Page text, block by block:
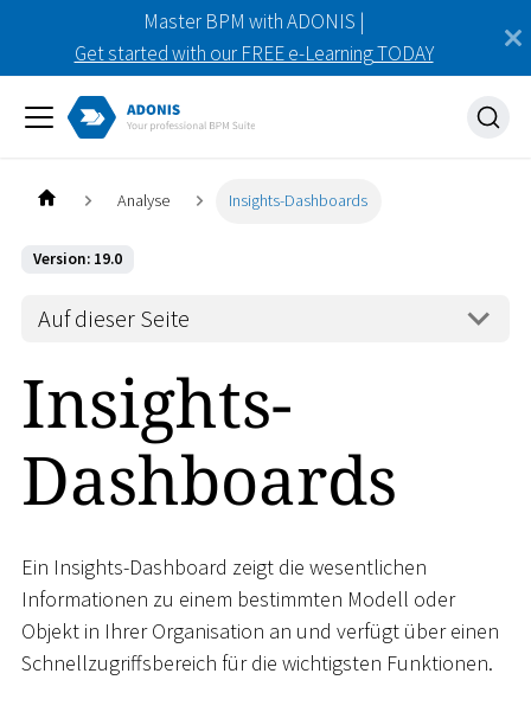
Master BPM with ADONIS |
Get started with our FREE e-Learning TODAY
Analyse Insights-Dashboards
Version: 19.0
Auf dieser Seite
Insights-
Dashboards
Ein Insights-Dashboard zeigt die wesentlichen
Informationen zu einem bestimmten Modell oder
Objekt in Ihrer Organisation an und verfügt über einen
Schnellzugriffsbereich für die wichtigsten Funktionen.